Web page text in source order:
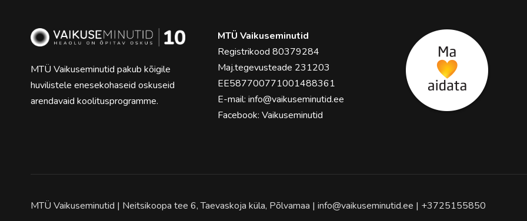
MTÜ Vaikuseminutid pakub kõigile
huvilistele enesekohaseid oskuseid
arendavaid koolitusprogramme.
MTÜ Vaikuseminutid
Registrikood 80379284
Maj.tegevusteade 231203
EE587700771001488361
E-mail: info@vaikuseminutid.ee
Facebook: Vaikuseminutid
MTÜ Vaikuseminutid | Neitsikoopa tee 6, Taevaskoja küla, Põlvamaa | info@vaikuseminutid.ee | +3725155850